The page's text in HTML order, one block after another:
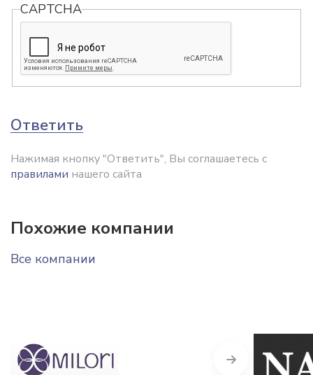
CAPTCHA
Ответить
Нажимая кнопку "Ответить", Вы соглашаетесь с
правилами нашего сайта
Похожие компании
Все компании
Next